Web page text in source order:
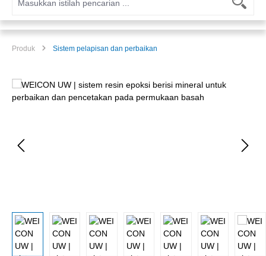
Produk Sistem pelapisan dan perbaikan
Lewati galeri gambar